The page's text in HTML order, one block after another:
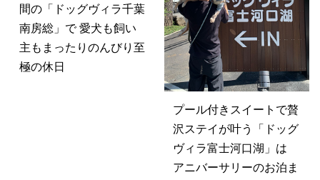
間の「ドッグヴィラ千葉
南房総」で 愛犬も飼い
主もまったりのんびり至
極の休日
プール付きスイートで贅
沢ステイが叶う「ドッグ
ヴィラ富士河口湖」は
アニバーサリーのお泊ま